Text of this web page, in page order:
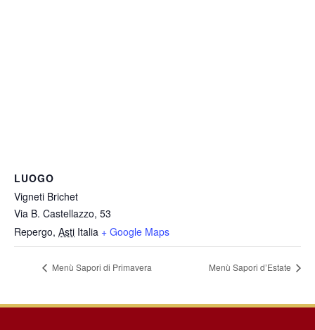
LUOGO
Vigneti Brichet
Via B. Castellazzo, 53
Repergo, Asti Italia + Google Maps
Menù Sapori di Primavera Menù Sapori d’Estate